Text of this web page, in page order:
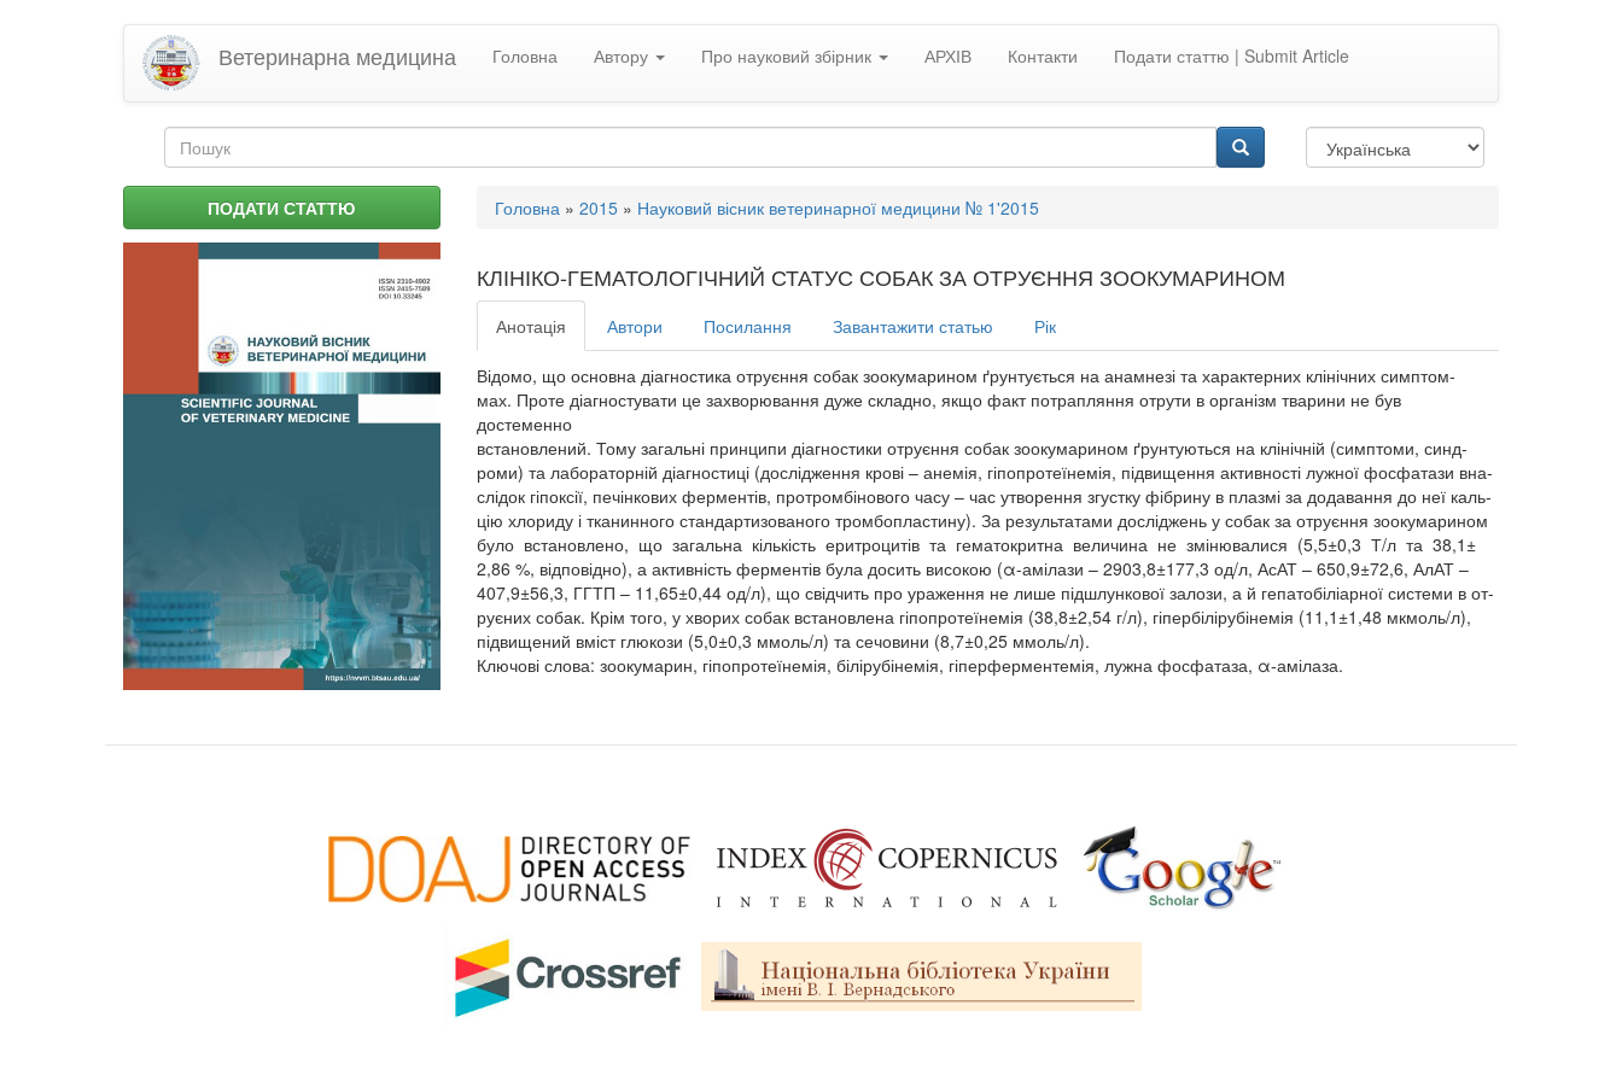
Ветеринарна медицина Головна Автору Про науковий збірник АРХІВ Контакти Подати статтю | Submit Article
Пошукова
форма
ПОДАТИ СТАТТЮ Ви
тут
Головна » 2015 » Науковий вісник ветеринарної медицини № 1'2015
КЛІНІКО-ГЕМАТОЛОГІЧНИЙ СТАТУС СОБАК ЗА ОТРУЄННЯ ЗООКУМАРИНОМ
Анотація Автори Посилання Завантажити статью Рік
Відомо, що основна діагностика отруєння собак зоокумарином ґрунтується на анамнезі та характерних клінічних симптом-
мах. Проте діагностувати це захворювання дуже складно, якщо факт потрапляння отрути в організм тварини не був
достеменно
встановлений. Тому загальні принципи діагностики отруєння собак зоокумарином ґрунтуються на клінічній (симптоми, синд-
роми) та лабораторній діагностиці (дослідження крові – анемія, гіпопротеїнемія, підвищення активності лужної фосфатази вна-
слідок гіпоксії, печінкових ферментів, протромбінового часу – час утворення згустку фібрину в плазмі за додавання до неї каль-
цію хлориду і тканинного стандартизованого тромбопластину). За результатами досліджень у собак за отруєння зоокумарином
було встановлено, що загальна кількість еритроцитів та гематокритна величина не змінювалися (5,5±0,3 Т/л та 38,1±
2,86 %, відповідно), а активність ферментів була досить високою (α-амілази – 2903,8±177,3 од/л, АсАТ – 650,9±72,6, АлАТ –
407,9±56,3, ГГТП – 11,65±0,44 од/л), що свідчить про ураження не лише підшлункової залози, а й гепатобіліарної системи в от-
руєних собак. Крім того, у хворих собак встановлена гіпопротеїнемія (38,8±2,54 г/л), гіпербілірубінемія (11,1±1,48 мкмоль/л),
підвищений вміст глюкози (5,0±0,3 ммоль/л) та сечовини (8,7±0,25 ммоль/л).
Ключові слова: зоокумарин, гіпопротеїнемія, білірубінемія, гіперферментемія, лужна фосфатаза, α-амілаза.